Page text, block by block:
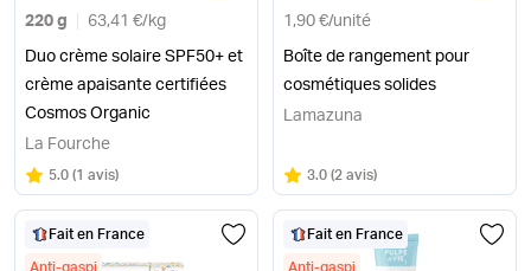
220 g 63,41 €/ kg
Duo crème solaire SPF50+ et
crème apaisante certifiées
Cosmos Organic
La Fourche
Note
5.0 sur 5
(1 avis)
1,90 €/unité
Boîte de rangement pour
cosmétiques solides
Lamazuna
Note
3.0 sur 5
(2 avis)
Fait en France
Anti-gaspi
Fait en France
Anti-gaspi